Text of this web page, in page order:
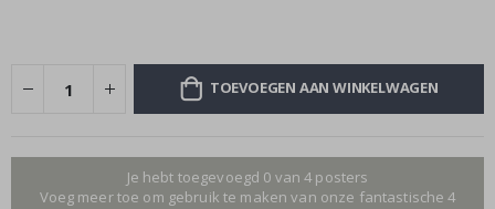
TOEVOEGEN AAN WINKELWAGEN
Je hebt toegevoegd 0 van 4 posters
Voeg meer toe om gebruik te maken van onze fantastische 4